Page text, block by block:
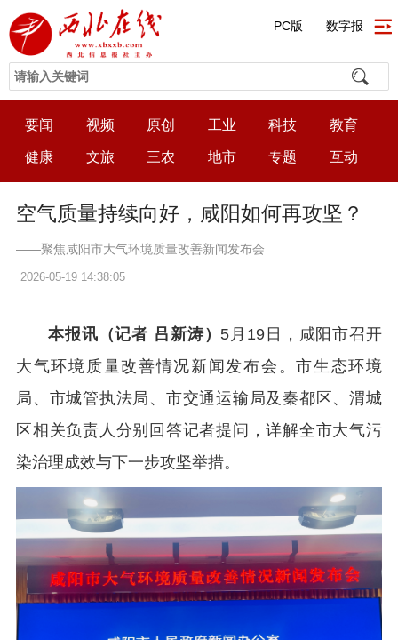
PC版 数字报
要闻 视频 原创 工业 科技 教育
健康 文旅 三农 地市 专题 互动
空气质量持续向好，咸阳如何再攻坚？
——聚焦咸阳市大气环境质量改善新闻发布会
2026-05-19 14:38:05
本报讯（记者 吕新涛） 5月19日，咸阳市召开
大气环境质量改善情况新闻发布会。市生态环境
局、市城管执法局、市交通运输局及秦都区、渭城
区相关负责人分别回答记者提问，详解全市大气污
染治理成效与下一步攻坚举措。